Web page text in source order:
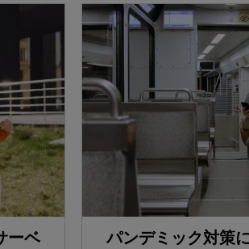
ーベ
パンデミック対策